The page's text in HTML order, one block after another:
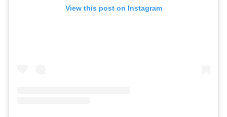
View this post on Instagram